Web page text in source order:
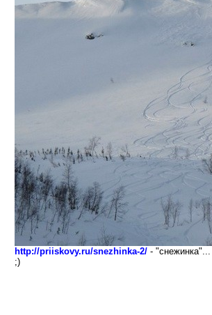
http://priiskovy.ru/snezhinka-2/ - "снежинка"...
;)